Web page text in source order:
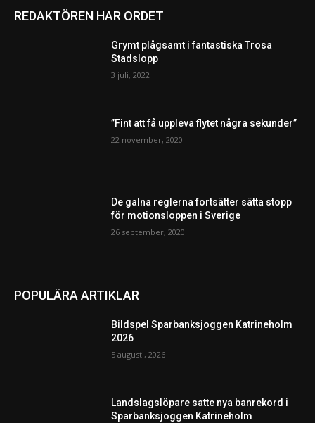
REDAKTÖREN HAR ORDET
Grymt plågsamt i fantastiska Trosa
Stadslopp
3 juli, 2022
”Fint att få uppleva flytet några sekunder”
22 november, 2020
De galna reglerna fortsätter sätta stopp
för motionsloppen i Sverige
26 september, 2020
POPULÄRA ARTIKLAR
Bildspel Sparbanksjoggen Katrineholm
2026
5 augusti, 2026
Landslagslöpare satte nya banrekord i
Sparbanksjoggen Katrineholm